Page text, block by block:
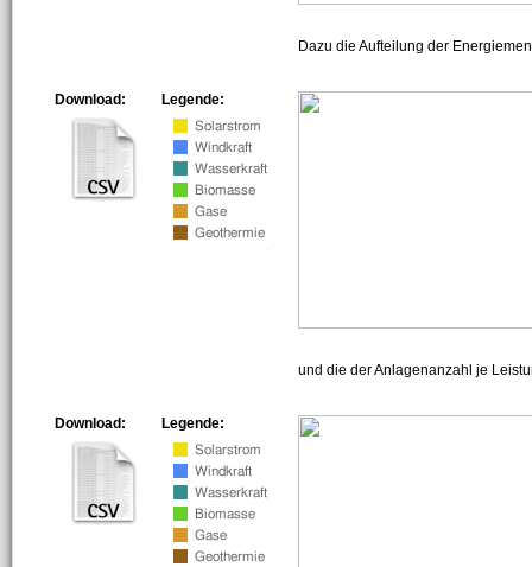
Dazu die Aufteilung der
Legende:
Download:
und die der Anlagenanzahl je
Legende:
Download: